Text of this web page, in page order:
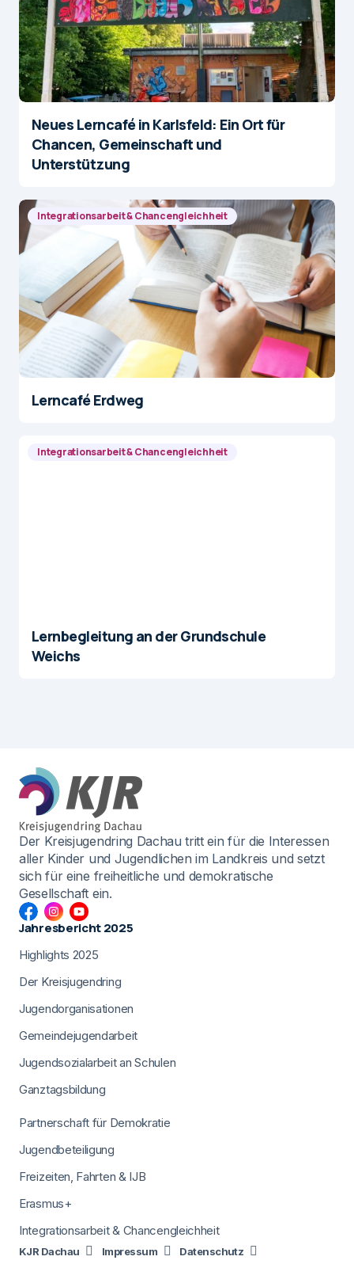
Neues Lerncafé in Karlsfeld: Ein Ort für
Chancen, Gemeinschaft und
Unterstützung
Integrationsarbeit & Chancengleichheit
Lerncafé Erdweg
Integrationsarbeit & Chancengleichheit
Lernbegleitung an der Grundschule
Weichs
Der Kreisjugendring Dachau tritt ein für die Interessen
aller Kinder und Jugendlichen im Landkreis und setzt
sich für eine freiheitliche und demokratische
Gesellschaft ein.
Jahresbericht 2025
Highlights 2025
Der Kreisjugendring
Jugendorganisationen
Gemeindejugendarbeit
Jugendsozialarbeit an Schulen
Ganztagsbildung
Partnerschaft für Demokratie
Jugendbeteiligung
Freizeiten, Fahrten & IJB
Erasmus+
Integrationsarbeit & Chancengleichheit
KJR Dachau Impressum Datenschutz